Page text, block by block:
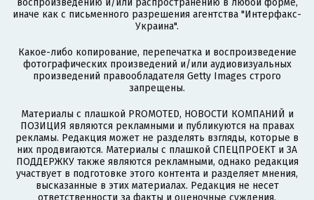
воспроизведению и/или распространению в любой форме,
иначе как с письменного разрешения агентства "Интерфакс-
Украина".
Какое-либо копирование, перепечатка и воспроизведение
фотографических произведений и/или аудиовизуальных
произведений правообладателя Getty Images строго
запрещены.
Материалы с плашкой PROMOTED, НОВОСТИ КОМПАНИЙ и
ПОЗИЦИЯ являются рекламными и публикуются на правах
рекламы. Редакция может не разделять взгляды, которые в
них продвигаются. Материалы с плашкой СПЕЦПРОЕКТ и ЗА
ПОДДЕРЖКУ также являются рекламными, однако редакция
участвует в подготовке этого контента и разделяет мнения,
высказанные в этих материалах. Редакция не несет